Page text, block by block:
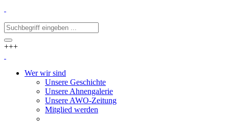
+++
Wer wir sind
Unsere Geschichte
Unsere Ahnengalerie
Unsere AWO-Zeitung
Mitglied werden